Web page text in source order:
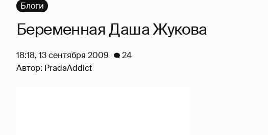
Блоги
Беременная Даша Жукова
18:18, 13 сентября 2009
24
Автор: PradaAddict